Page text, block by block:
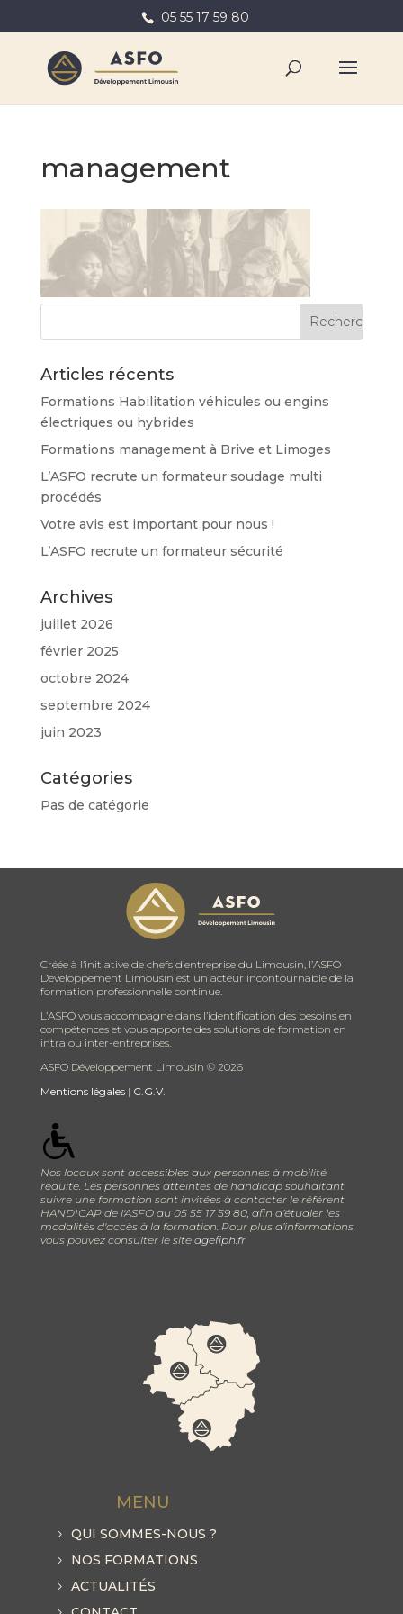
05 55 17 59 80
management
Articles récents
Formations Habilitation véhicules ou engins
électriques ou hybrides
Formations management à Brive et Limoges
L’ASFO recrute un formateur soudage multi
procédés
Votre avis est important pour nous !
L’ASFO recrute un formateur sécurité
Archives
juillet 2026
février 2025
octobre 2024
septembre 2024
juin 2023
Catégories
Pas de catégorie
Créée à l’initiative de chefs d’entreprise du Limousin, l’ASFO
Développement Limousin est un acteur incontournable de la
formation professionnelle continue.
L’ASFO vous accompagne dans l’identification des besoins en
compétences et vous apporte des solutions de formation en
intra ou inter-entreprises.
ASFO Développement Limousin © 2026
Mentions légales| C.G.V.
Nos locaux sont accessibles aux personnes à mobilité
réduite. Les personnes atteintes de handicap souhaitant
suivre une formation sont invitées à contacter le référent
HANDICAP de l'ASFO au 05 55 17 59 80, afin d’étudier les
modalités d'accès à la formation. Pour plus d’informations,
vous pouvez consulter le site agefiph.fr
MENU
QUI SOMMES-NOUS ?
NOS FORMATIONS
ACTUALITÉS